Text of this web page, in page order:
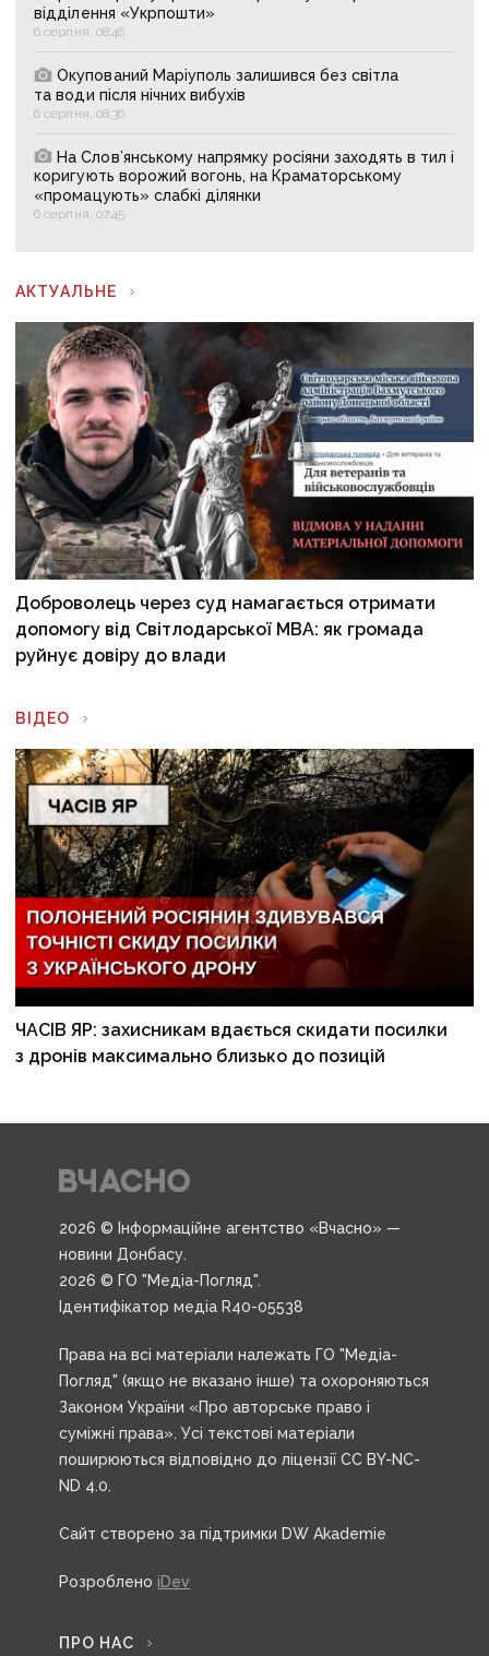
відділення «Укрпошти»
6 серпня, 08:46
Окупований Маріуполь залишився без світла
та води після нічних вибухів
6 серпня, 08:36
На Слов’янському напрямку росіяни заходять в тил і
коригують ворожий вогонь, на Краматорському
«промацують» слабкі ділянки
6 серпня, 07:45
АКТУАЛЬНЕ
Доброволець через суд намагається отримати
допомогу від Світлодарської МВА: як громада
руйнує довіру до влади
ВІДЕО
ЧАСІВ ЯР: захисникам вдається скидати посилки
з дронів максимально близько до позицій
2026 © Інформаційне агентство «Вчасно» —
новини Донбасу.
2026 © ГО "Медіа-Погляд".
Ідентифікатор медіа R40-05538
Права на всі матеріали належать ГО "Медіа-
Погляд" (якщо не вказано інше) та охороняються
Законом України «Про авторське право і
суміжні права». Усі текстові матеріали
поширюються відповідно до ліцензії CC BY-NC-
ND 4.0.
Сайт створено за підтримки DW Akademie
Розроблено iDev
ПРО НАС